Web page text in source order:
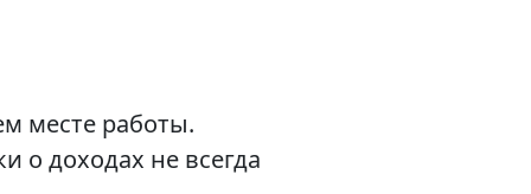
месте работы.
о доходах не всегда